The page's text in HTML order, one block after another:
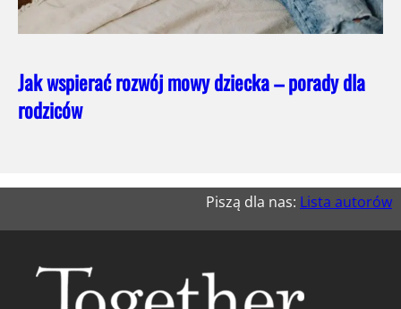
Jak wspierać rozwój mowy dziecka – porady dla
rodziców
Piszą dla nas: Lista autorów